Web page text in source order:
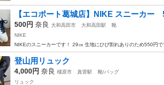
【エコポート葛城店】NIKE スニーカ
500円 奈良 大和高田市 大和高田駅
靴
NIKE
NIKEのスニーカーです！ 29㎝ 生地にひび割れありのため550円
登山用リュック
4,000円 奈良 橿原市 真菅駅
靴/バッグ
リュック